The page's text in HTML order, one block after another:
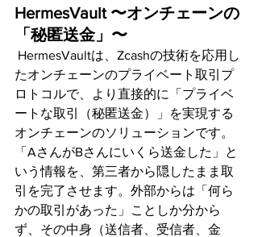
HermesVault 〜オンチェーンの
「秘匿送金」〜
たオンチェーンのプライベート取引プ
ロトコルで、より直接的に「プライベ
ートな取引（秘匿送金）」を実現する
オンチェーンのソリューションです。
「AさんがBさんにいくら送金した」と
いう情報を、第三者から隠したまま取
引を完了させます。外部からは「何ら
かの取引があった」ことしか分から
ず、その中身（送信者、受信者、金